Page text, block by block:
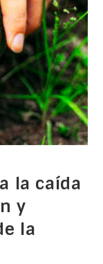
la caída
y
la